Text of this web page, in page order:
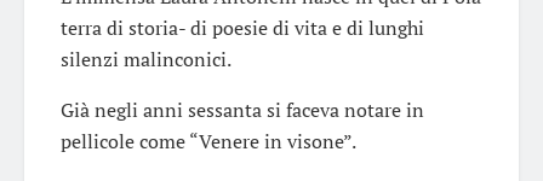
terra di storia- di poesie di vita e di lunghi
silenzi malinconici.
Già negli anni sessanta si faceva notare in
pellicole come “Venere in visone”.